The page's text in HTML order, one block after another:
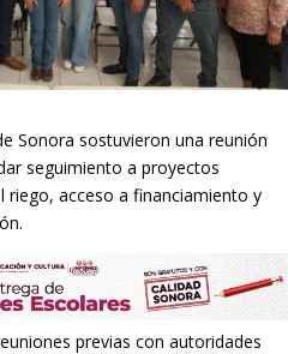
Sonora sostuvieron una reunión
seguimiento a proyectos
riego, acceso a financiamiento y
previas con autoridades